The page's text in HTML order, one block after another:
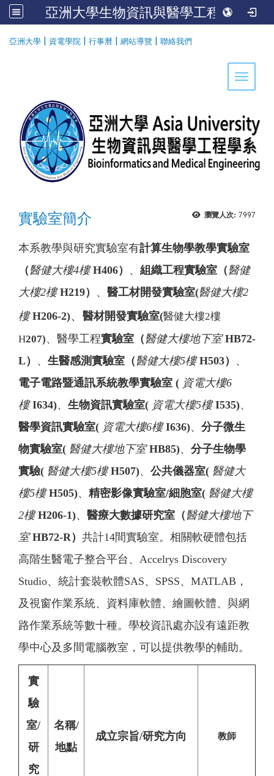
亞洲大學生物資訊與醫學工程學系
亞洲大學 | 資電學院 | 行事曆 | 網站導覽 | 聯絡我們
Toggle
瀏覽人次: 7997
實驗室簡介
本系教學與研究實驗室有計算生物學教學實驗室
（醫健大樓4樓H406） 、 組織工程實驗室（醫健
大樓2樓H219） 、 醫工材開發實驗室(醫健大樓2
樓H206-2)、 醫材開發實驗室(醫健大樓2樓
H207)、醫學工程實驗室（醫健大樓地下室 HB72-
L） 、 生醫感測實驗室（醫健大樓5樓 H503） 、
電子電路暨通訊系統教學實驗室 ( 資電大樓6
樓I634)、 生物資訊實驗室( 資電大樓5樓I535)、
醫學資訊實驗室( 資電大樓6樓I636)、 分子微生
物實驗室( 醫健大樓地下室HB85)、 分子生物學
實驗( 醫健大樓5樓H507)、 公共儀器室( 醫健大
樓5樓H505)、 精密影像實驗室/細胞室( 醫健大樓
2樓H206-1)、 醫療大數據研究室（醫健大樓地下
室HB72-R） 共計14間實驗室。相關軟硬體包括
高階生醫電子整合平台、 Accelrys Discovery
Studio、統計套裝軟體SAS、 SPSS、 MATLAB ，
及視窗作業系統、資料庫軟體、繪圖軟體、與網
路作業系統等數十種。學校資訊處亦設有遠距教
學中心及多間電腦教室，可以提供教學的輔助。
實
驗
室/
研
究
名稱/
地點
成立宗旨/研究方向 教師